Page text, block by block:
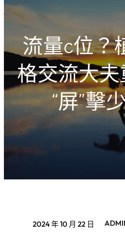
流量c位？
格交流大
“屏”擊
2024 年 10 月 22 日